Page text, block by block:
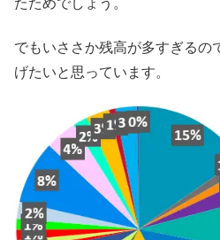
たためでしょう。
でもいささか残高が多すぎるの
げたいと思っています。